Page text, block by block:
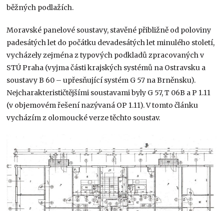
běžných podlažích.
Moravské panelové soustavy, stavěné přibližně od poloviny
padesátých let do počátku devadesátých let minulého století,
vycházely zejména z typových podkladů zpracovaných v
STÚ Praha (vyjma části krajských systémů na Ostravsku a
soustavy B 60 – upřesňující systém G 57 na Brněnsku).
Nejcharakterističtějšími soustavami byly G 57, T 06B a P 1.11
(v objemovém řešení nazývaná OP 1.11). V tomto článku
vycházím z olomoucké verze těchto soustav.